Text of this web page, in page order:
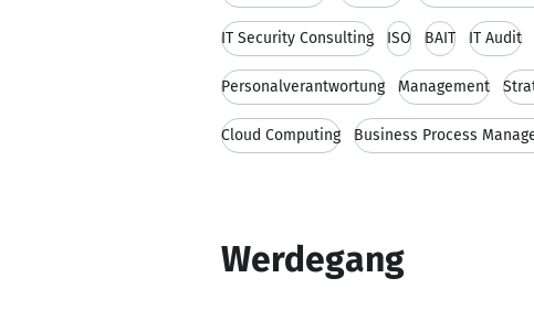
IT Security Consulting ISO BAIT IT Audit
Personalverantwortung Management
Cloud Computing Business Process
Werdegang